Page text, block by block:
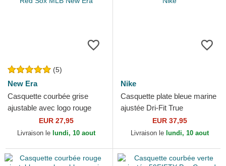
(5)
New Era
Casquette courbée grise
ajustable avec logo rouge
9TWENTY Core Classic
Boston Red Sox MLB New
EUR 27,95
Livraison le lundi, 10 aout
Nike
Casquette plate bleue marine
ajustée Dri-Fit True
Structured Round Bill Boston
Red Sox MLB Nike
EUR 37,95
Livraison le lundi, 10 aout